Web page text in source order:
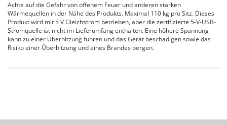
Achte auf die Gefahr von offenem Feuer und anderen starken
Wärmequellen in der Nähe des Produkts. Maximal 110 kg pro Sitz. Dieses
Produkt wird mit 5 V Gleichstrom betrieben, aber die zertifizierte 5-V-USB-
Stromquelle ist nicht im Lieferumfang enthalten. Eine höhere Spannung
kann zu einer Überhitzung führen und das Gerät beschädigen sowie das
Risiko einer Überhitzung und eines Brandes bergen.